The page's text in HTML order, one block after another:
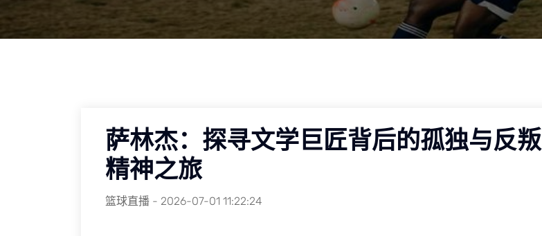
萨林杰：探寻文学巨匠背后的孤独与反叛
精神之旅
篮球直播 - 2026-07-01 11:22:24